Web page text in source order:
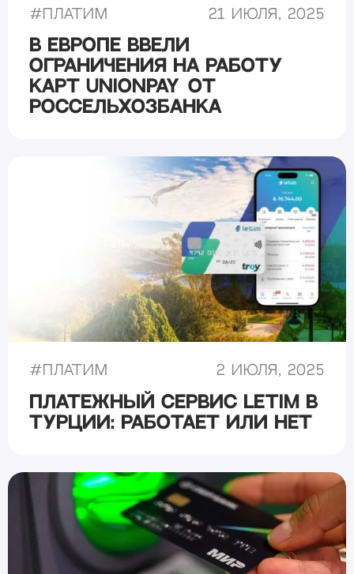
# Платим 21 июля, 2025
В Европе ввели
ограничения на работу
карт UnionPay от
Россельхозбанка
# Платим 2 июля, 2025
Платежный сервис Letim в
Турции: работает или нет